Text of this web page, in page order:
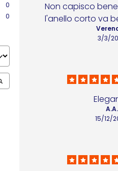
0
0
Non capisco
l'anello corto va
3/3/
15/12/
A.A.